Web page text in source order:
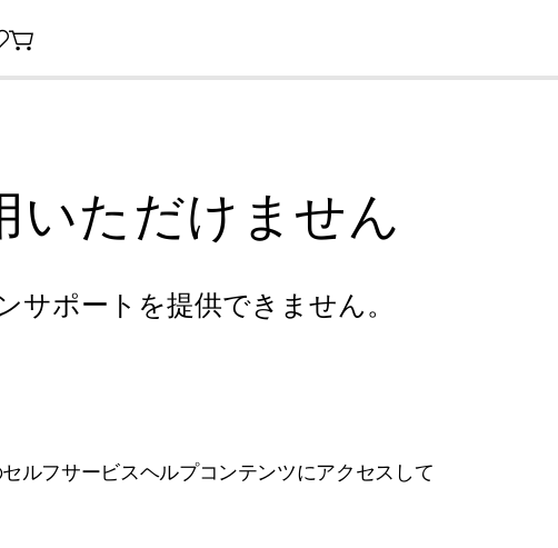
いただけません
ポートを提供できません。
ルフサービスヘルプコンテンツにアクセスして